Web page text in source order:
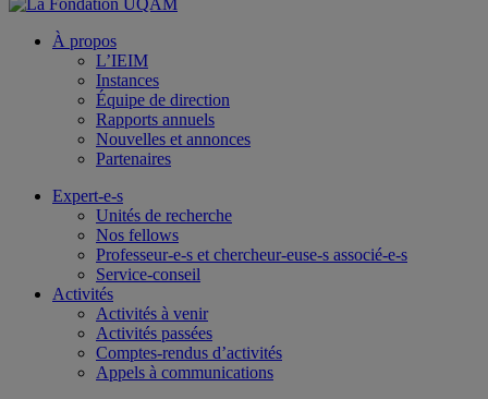
À propos
L’IEIM
Instances
Équipe de direction
Rapports annuels
Nouvelles et annonces
Partenaires
Expert-e-s
Unités de recherche
Nos fellows
Professeur-e-s et chercheur-euse-s associé-e-s
Service-conseil
Activités
Activités à venir
Activités passées
Comptes-rendus d’activités
Appels à communications